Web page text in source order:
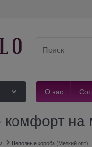
О нас
комфорт на
Неполные короба (Мелкий опт)